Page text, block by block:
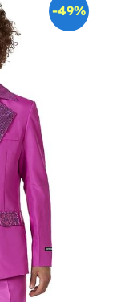
-49%